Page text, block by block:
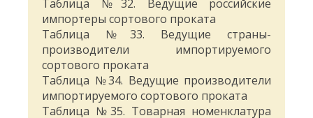
Таблица №32. Ведущие российские
импортеры сортового проката
Таблица №33. Ведущие страны-
производители импортируемого
сортового проката
Таблица №34. Ведущие производители
импортируемого сортового проката
Таблица №35. Товарная номенклатура